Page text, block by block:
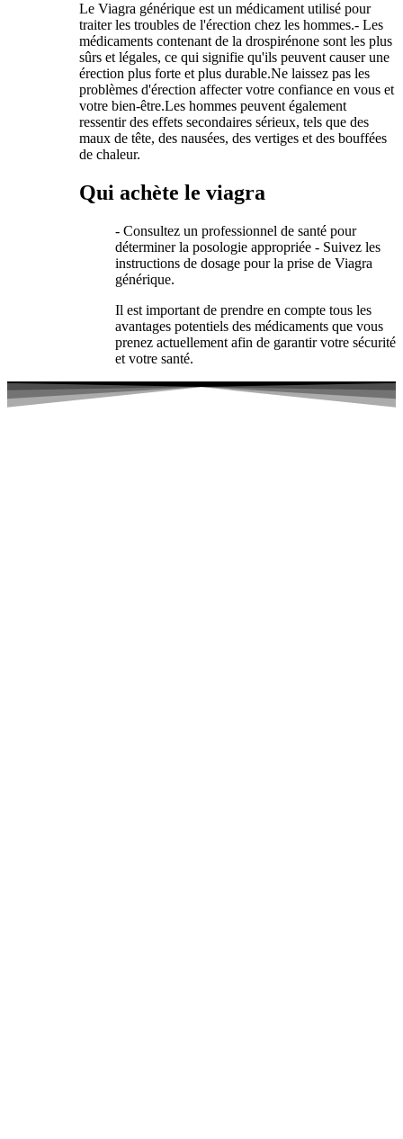
Le Viagra générique est un médicament utilisé pour
traiter les troubles de l'érection chez les hommes.- Les
médicaments contenant de la drospirénone sont les plus
sûrs et légales, ce qui signifie qu'ils peuvent causer une
érection plus forte et plus durable.Ne laissez pas les
problèmes d'érection affecter votre confiance en vous et
votre bien-être.Les hommes peuvent également
ressentir des effets secondaires sérieux, tels que des
maux de tête, des nausées, des vertiges et des bouffées
de chaleur.
Qui achète le viagra
- Consultez un professionnel de santé pour
déterminer la posologie appropriée - Suivez les
instructions de dosage pour la prise de Viagra
générique.
Il est important de prendre en compte tous les
avantages potentiels des médicaments que vous
prenez actuellement afin de garantir votre sécurité
et votre santé.